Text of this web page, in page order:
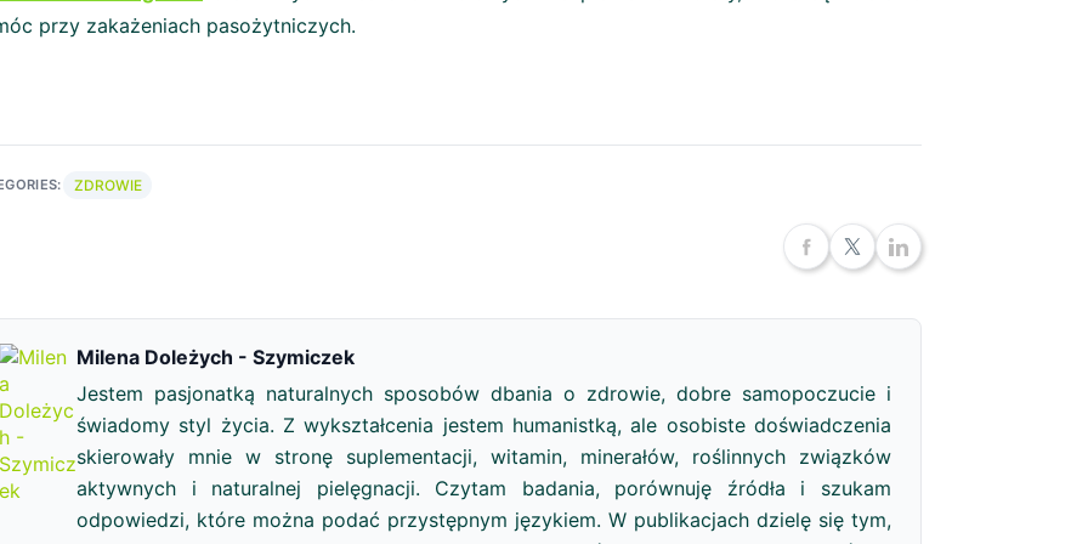
przy zakażeniach pasożytniczych.
ZDROWIE
Milena Doleżych - Szymiczek
Jestem pasjonatką naturalnych sposobów dbania o zdrowie, dobre samopoczucie i
świadomy styl życia. Z wykształcenia jestem humanistką, ale osobiste doświadczenia
skierowały mnie w stronę suplementacji, witamin, minerałów, roślinnych związków
aktywnych i naturalnej pielęgnacji. Czytam badania, porównuję źródła i szukam
odpowiedzi, które można podać przystępnym językiem. W publikacjach dzielę się tym,